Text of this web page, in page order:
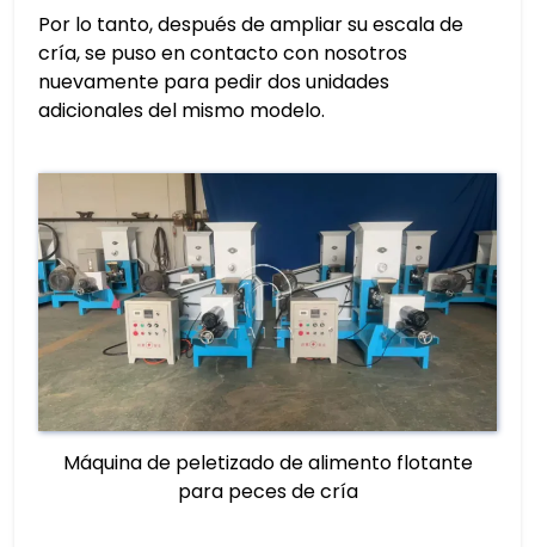
Por lo tanto, después de ampliar su escala de
cría, se puso en contacto con nosotros
nuevamente para pedir dos unidades
adicionales del mismo modelo.
Máquina de peletizado de alimento flotante
para peces de cría